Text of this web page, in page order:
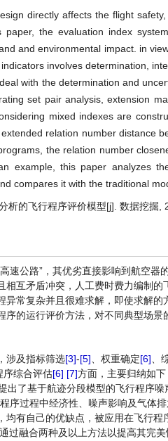
directly affects the flight
the evaluation index
and environmental impact. in
involves determination,
with the determination and
set pair analysis, extension
mixed indexes are
relation number distance
the relation number
example, this paper analyzes
compares it with the traditional
析的飞行程序评价模型[j]. 数据挖掘,
速公路”，其优劣直接影响到航空
互矛盾冲突，人工费时费力编制
常复杂并且很难求解，即使求解
序的运行评价方法，对不同典型场
涉及指标筛选[3]-[5] 、权重确定[6] 、
序综合评估[6] [7]方面，主要归纳如
出了基于航迹分段模型的飞行程序噪
序过程中经济性、噪声影响及气体
均有自己的优缺点，被应用在飞行
通过融合两种及以上方法以提高其完